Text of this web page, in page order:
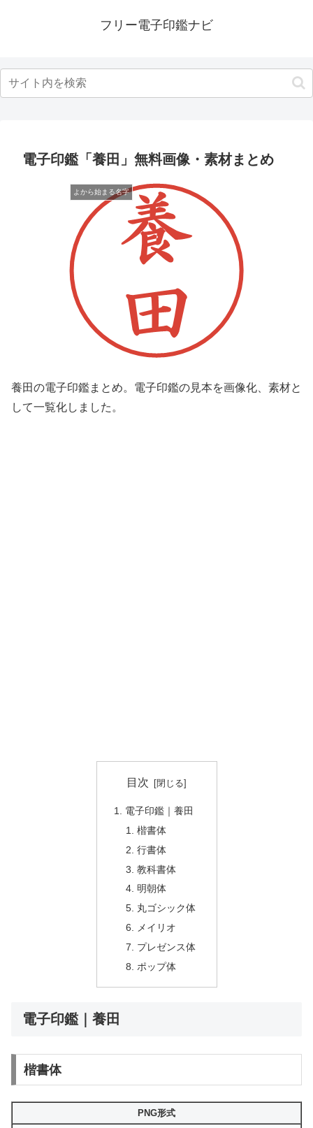
フリー電子印鑑ナビ
電子印鑑「養田」無料画像・素材まとめ
よから始まる名字
養田の電子印鑑まとめ。電子印鑑の見本を画像化、素材と
して一覧化しました。
目次
電子印鑑｜養田
楷書体
行書体
教科書体
明朝体
丸ゴシック体
メイリオ
プレゼンス体
ポップ体
電子印鑑｜養田
楷書体
PNG形式